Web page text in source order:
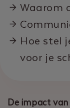
Waarom
Hoe stel
voor je
De impact